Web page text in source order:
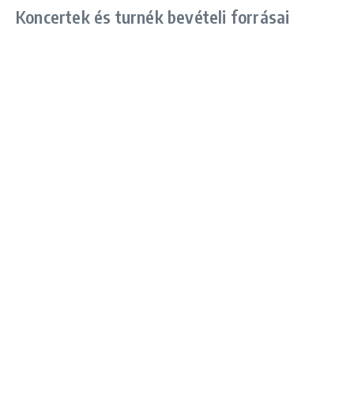
Koncertek és turnék bevételi forrásai